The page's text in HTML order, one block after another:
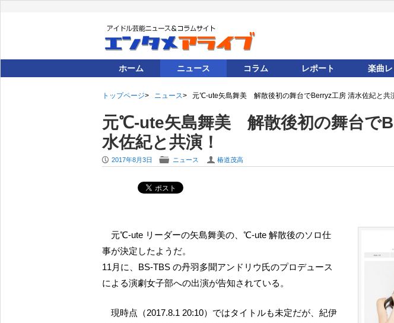
ホーム ニュース コラム レポート 楽曲
トップページ ニュース 元℃-ute矢島舞美 解散後初の舞台でBerryz工房 清水佐紀と共
元℃-ute矢島舞美 解散後初の舞台で
水佐紀と共演！
P 2017年8月3日 F ニュース U 椿道茂高
元℃-ute リーダーの矢島舞美の、℃-ute 解散後のソロ仕
事が決定したようだ。
11月に、BS-TBS の丹羽多聞アンドリウ氏のプロデュース
による演劇女子部への出演が告知されている。
現時点（2017.8.1 20:10）ではタイトルも未定だが、紀伊